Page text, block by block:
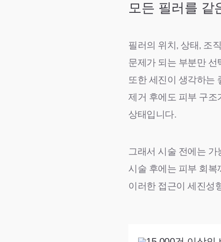
모든 필러를 같
필러의 위치, 상태, 조
문제가 되는 부분만
또한 세진이 생각하는
제거 후에도 피부 구조
상태입니다.
그래서 시술 전에는
시술 후에는 피부 회
이러한 접근이 세진성